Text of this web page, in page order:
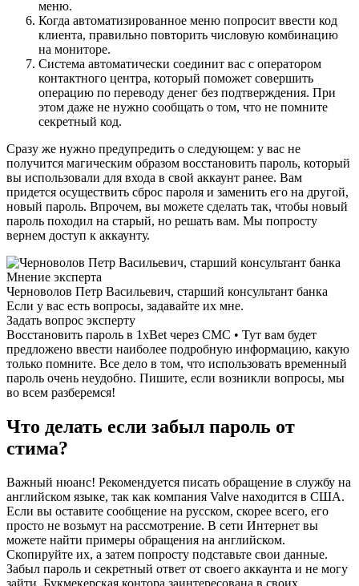
меню.
Когда автоматизированное меню попросит ввести код
клиента, правильно повторить числовую комбинацию
на мониторе.
Система автоматически соединит вас с оператором
контактного центра, который поможет совершить
операцию по переводу денег без подтверждения. При
этом даже не нужно сообщать о том, что не помните
секретный код.
Сразу же нужно предупредить о следующем: у вас не
получится магическим образом восстановить пароль, который
вы использовали для входа в свой аккаунт ранее. Вам
придется осуществить сброс пароля и заменить его на другой,
новый пароль. Впрочем, вы можете сделать так, чтобы новый
пароль походил на старый, но решать вам. Мы попросту
вернем доступ к аккаунту.
Мнение эксперта
Черноволов Петр Васильевич, старший консультант банка
Если у вас есть вопросы, задавайте их мне.
Задать вопрос эксперту
Восстановить пароль в 1xBet через СМС • Тут вам будет
предложено ввести наиболее подробную информацию, какую
только помните. Все дело в том, что использовать временный
пароль очень неудобно. Пишите, если возникли вопросы, мы
во всем разберемся!
Что делать если забыл пароль от
стима?
Важный нюанс! Рекомендуется писать обращение в службу на
английском языке, так как компания Valve находится в США.
Если вы оставите сообщение на русском, скорее всего, его
просто не возьмут на рассмотрение. В сети Интернет вы
можете найти примеры обращения на английском.
Скопируйте их, а затем попросту подставьте свои данные.
Забыл пароль и секретный ответ от своего аккаунта и не могу
зайти. Букмекерская контора заинтересована в своих